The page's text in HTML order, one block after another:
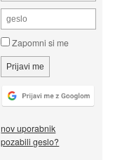
Zapomni si me
nov uporabnik
pozabili geslo?